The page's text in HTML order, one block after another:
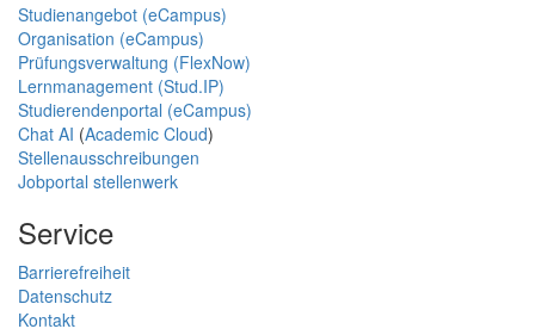
Studienangebot (eCampus)
Organisation (eCampus)
Prüfungsverwaltung (FlexNow)
Lernmanagement (Stud.IP)
Studierendenportal (eCampus)
Chat AI (Academic Cloud)
Stellenausschreibungen
Jobportal stellenwerk
Service
Barrierefreiheit
Datenschutz
Kontakt